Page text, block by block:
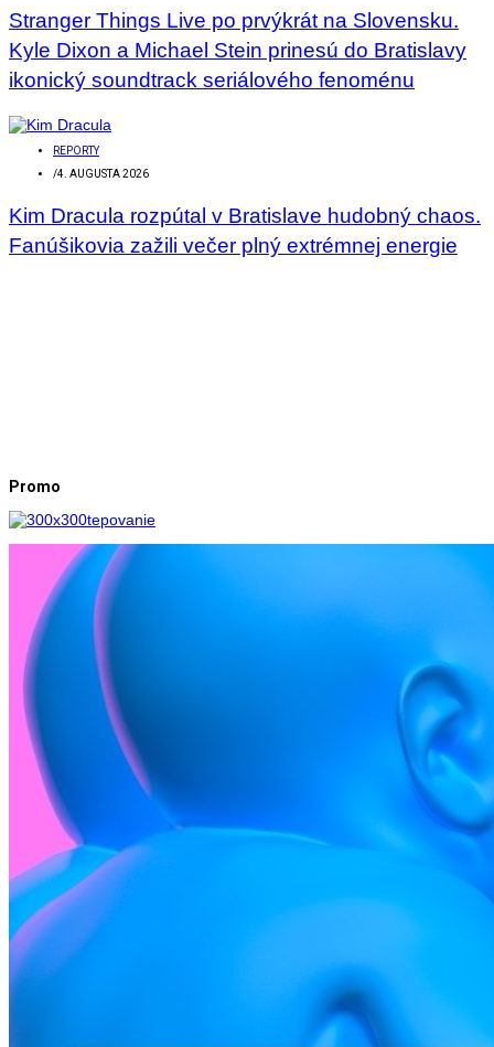
Stranger Things Live po prvýkrát na Slovensku.
Kyle Dixon a Michael Stein prinesú do Bratislavy
ikonický soundtrack seriálového fenoménu
REPORTY
/4. AUGUSTA 2026
Kim Dracula rozpútal v Bratislave hudobný chaos.
Fanúšikovia zažili večer plný extrémnej energie
Promo